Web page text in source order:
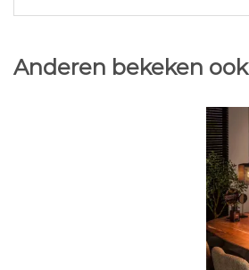
Anderen bekeken ook